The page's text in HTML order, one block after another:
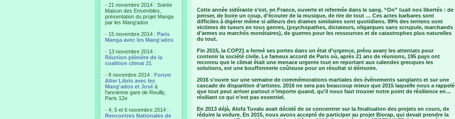
- 21 novembre 2014 : Soirée
Maison des Ensembles,
présentation du projet Manga
par les Mang'ados
- 15 novembre 2014 : Paris
Manga avec les Mang'ados
- 13 novembre 2014 :
Réunion plénière de la
coalition climat 21
- 8 novembre 2014 : Forum
Alter Libris avec les
Mang'ados et José à
l'ancienne gare de Reuilly,
Paris 12e
- 4, 5 et 6 novembre 2014 :
Rencontres Nationales de
Cette année sidérante s’est, en France, ouverte et refermée dans le sang. “On” tuait nos libertés : de
penser, de boire un coup, d’écouter de la musique, de rire de tout … Ces actes barbares sont
difficiles à digérer même si ailleurs des drames similaires sont quotidiens. 99% des terriens sont
victimes de tueurs en tous genres, (psychopathes, dictateurs, oligarques sans scrupule, marchands
d’armes ou marchés monétaires), de guerres pour les ressources et de catastrophes plus naturelles
du tout.
Fin 2015, la COP21 a fermé ses portes dans un état d’urgence, prévu avant les attentats pour
contenir la société civile. Le fameux accord de Paris où, après 21 ans de réunions, 195 pays ont
reconnu que le climat était une menace urgente tout en reportant aux calendes grecques les
solutions, est une bouffonnerie coûteuse pour un résultat si dérisoire.
2016 s’ouvre sur une semaine de commémorations martiales des évènements sanglants et sur une
cascade de disparition d’artistes. 2016 ne sera pas beaucoup mieux que 2015 laquelle nous a rappelé
que tout peut arriver partout n’importe quand, qu’il nous faut trouver notre point de résilience en…
résiliant ce qui n’est pas essentiel.
En 2013 déjà, Alofa Tuvalu avait décidé de se concentrer sur la finalisation des projets en cours, de
réduire la voilure. En 2015, nous avons accepté de participer au projet Biorap, qui devait prendre la